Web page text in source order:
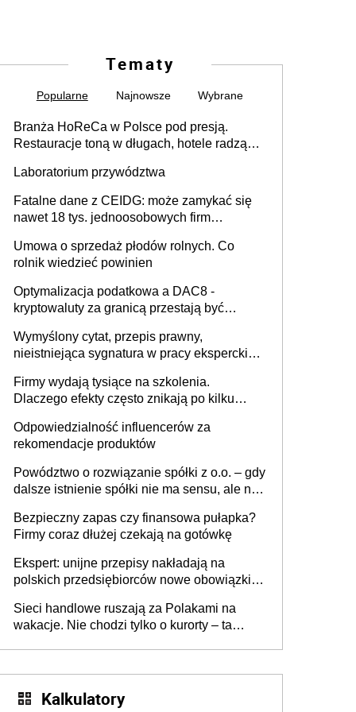
Tematy
Popularne Najnowsze Wybrane
Branża HoReCa w Polsce pod presją.
Restauracje toną w długach, hotele radzą
Laboratorium przywództwa
Fatalne dane z CEIDG: może zamykać się
nawet 18 tys. jednoosobowych firm
Umowa o sprzedaż płodów rolnych. Co
rolnik wiedzieć powinien
Optymalizacja podatkowa a DAC8 -
kryptowaluty za granicą przestają być
Wymyślony cytat, przepis prawny,
nieistniejąca sygnatura w pracy eksperckiej -
firmie
Firmy wydają tysiące na szkolenia.
Dlaczego efekty często znikają po kilku
Odpowiedzialność influencerów za
rekomendacje produktów
Powództwo o rozwiązanie spółki z o.o. – gdy
dalsze istnienie spółki nie ma sensu, ale nie
Bezpieczny zapas czy finansowa pułapka?
Firmy coraz dłużej czekają na gotówkę
Ekspert: unijne przepisy nakładają na
polskich przedsiębiorców nowe obowiązki w
Sieci handlowe ruszają za Polakami na
wakacje. Nie chodzi tylko o kurorty – ta
Kalkulatory